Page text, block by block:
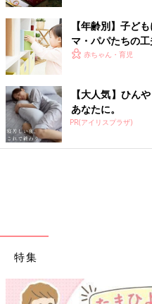
【年齢別】子ど
マ・パパたちの工
赤ちゃん・育児
【大人気】ひん
あなたに。
PR(アイリスプラザ)
特集
【ワクチン接種できるものも